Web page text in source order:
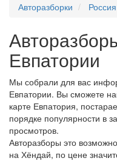
Авторазборки Россия
Евпатории
Мы собрали для вас
Евпатории. Вы сможете
карте Евпатория,
порядке популярности в
просмотров.
Авторазборы это
на Хёндай, по цене